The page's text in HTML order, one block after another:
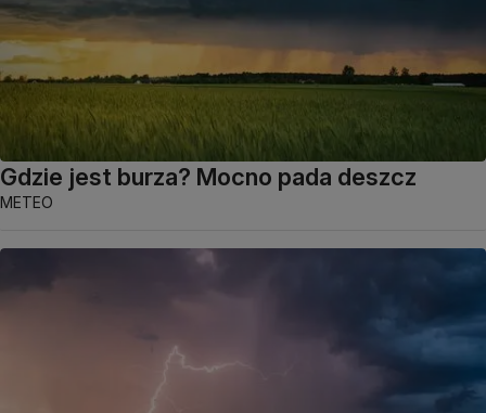
Gdzie jest burza? Mocno pada deszcz
METEO